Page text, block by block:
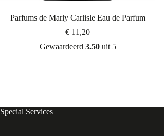
Parfums de Marly Carlisle Eau de Parfum
€ 11,20
Gewaardeerd 3.50uit 5
Special Services